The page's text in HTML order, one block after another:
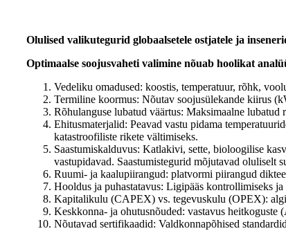
Olulised valikutegurid globaalsetele ostjatele ja
Optimaalse soojusvaheti valimine nõuab hoolikat
Vedeliku omadused: koostis, temperatuur, rõhk,
Termiline koormus: Nõutav soojusülekande kiirus
Rõhulanguse lubatud väärtus: Maksimaalne
Ehitusmaterjalid: Peavad vastu pidama
katastroofiliste rikete vältimiseks.
Saastumiskalduvus: Katlakivi, sette, bioloogilise
vastupidavad. Saastumistegurid mõjutavad oluliselt
Ruumi- ja kaalupiirangud: platvormi piirangud
Hooldus ja puhastatavus: Ligipääs kontrollimiseks
Kapitalikulu (CAPEX) vs. tegevuskulu (OPEX):
Keskkonna- ja ohutusnõuded: vastavus
Nõutavad sertifikaadid: Valdkonnapõhised